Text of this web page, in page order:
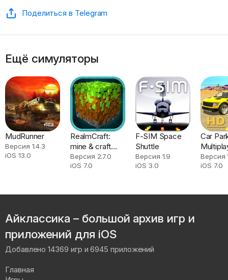
Поделиться в Telegram
Ещё симуляторы
MudRunner
Версия 1.4.3
iOS 13.0
RealmCraft:
mine & craft
world
Версия 2.7.0
iOS 7.0
F-SIM Space
Shuttle
Версия 1.9
iOS 3.0
Car
Версия
iOS 7.0
Айклассика – большой архив игр и
приложений для iOS
Добавлено 14369 игр и 6945 приложений
Главная